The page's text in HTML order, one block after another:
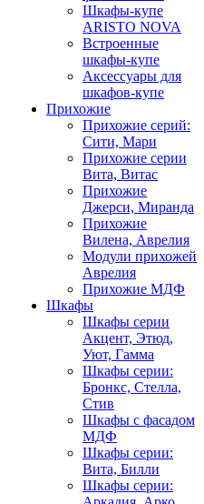
Шкафы-купе
ARISTO NOVA
Встроенные
шкафы-купе
Аксессуары для
шкафов-купе
Прихожие
Прихожие серий:
Сити, Мари
Прихожие серии
Вита, Витас
Прихожие
Джерси, Миранда
Прихожие
Вилена, Аврелия
Модули прихожей
Аврелия
Прихожие МДФ
Шкафы
Шкафы серии
Акцент, Этюд,
Уют, Гамма
Шкафы серии:
Бронкс, Стелла,
Стив
Шкафы с фасадом
МДФ
Шкафы серии:
Вита, Билли
Шкафы серии: